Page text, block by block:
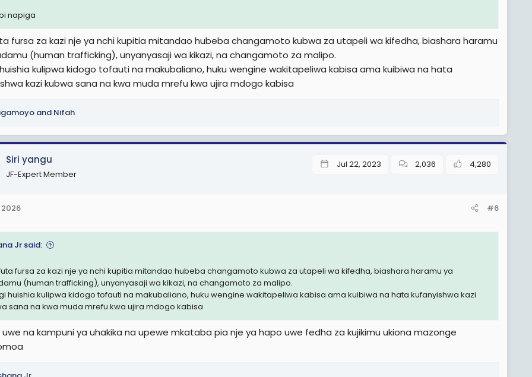
napiga
fursa za kazi nje ya nchi kupitia mitandao hubeba changamoto kubwa za utapeli wa kifedha, biashara haramu
(human trafficking), unyanyasaji wa kikazi, na changamoto za malipo.
kulipwa kidogo tofauti na makubaliano, huku wengine wakitapeliwa kabisa ama kuibiwa na hata
kazi kubwa sana na kwa muda mrefu kwa ujira mdogo kabisa
and Nifah
Siri yangu
JF-Expert Member
Jul 22, 2023 2,036 4,280
#6
Jr said:
fursa za kazi nje ya nchi kupitia mitandao hubeba changamoto kubwa za utapeli wa kifedha, biashara haramu ya
(human trafficking), unyanyasaji wa kikazi, na changamoto za malipo.
huishia kulipwa kidogo tofauti na makubaliano, huku wengine wakitapeliwa kabisa ama kuibiwa na hata kufanyishwa kazi
sana na kwa muda mrefu kwa ujira mdogo kabisa
uwe na kampuni ya uhakika na upewe mkataba pia nje ya hapo uwe fedha za kujikimu ukiona mazonge